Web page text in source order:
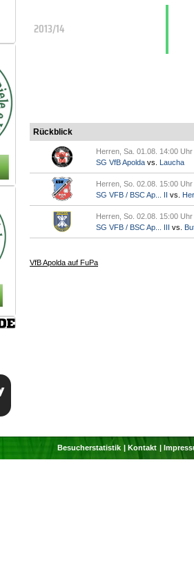
2013/14
Rückblick
Herren, Sa. 01.08. 14:00 Uhr
SG VfB Apolda vs. Laucha
Herren, So. 02.08. 15:00 Uhr
SG VFB / BSC Ap... II vs.
Herren, So. 02.08. 15:00 Uhr
SG VFB / BSC Ap... III vs.
VfB Apolda auf FuPa
Besucherstatistik Kontakt